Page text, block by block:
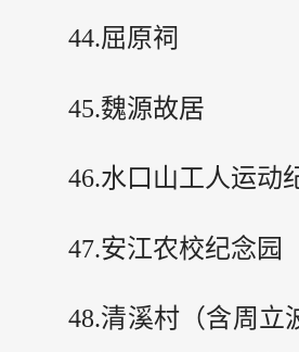
44.屈原祠
45.魏源故居
46.水口山工人运动
47.安江农校纪念园
48.清溪村（含周立